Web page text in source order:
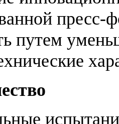
пресс-
путем